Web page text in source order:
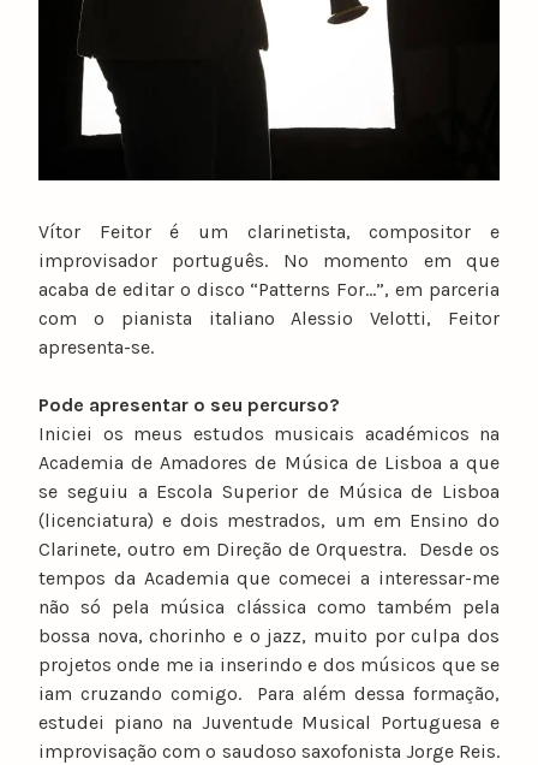
Vítor Feitor é um clarinetista, compositor e
improvisador português. No momento em que
acaba de editar o disco “Patterns For…”, em parceria
com o pianista italiano Alessio Velotti, Feitor
apresenta-se.
Pode apresentar o seu percurso?
Iniciei os meus estudos musicais académicos na
Academia de Amadores de Música de Lisboa a que
se seguiu a Escola Superior de Música de Lisboa
(licenciatura) e dois mestrados, um em Ensino do
Clarinete, outro em Direção de Orquestra. Desde os
tempos da Academia que comecei a interessar-me
não só pela música clássica como também pela
bossa nova, chorinho e o jazz, muito por culpa dos
projetos onde me ia inserindo e dos músicos que se
iam cruzando comigo. Para além dessa formação,
estudei piano na Juventude Musical Portuguesa e
improvisação com o saudoso saxofonista Jorge Reis.